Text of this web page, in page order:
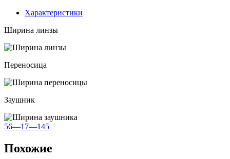
Характеристики
Ширина линзы
Переносица
Заушник
56—17—145
Похожие